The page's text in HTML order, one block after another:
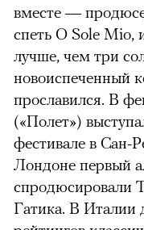
вместе —
спеть O Sole Mio,
лучше, чем три
новоиспеченный
прославился. В
(«Полет»)
фестивале в Сан-
Лондоне первый
спродюсировали
Гатика. В Италии